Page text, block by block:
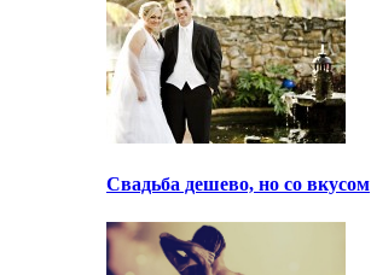
Свадьба дешево, но со вкусом